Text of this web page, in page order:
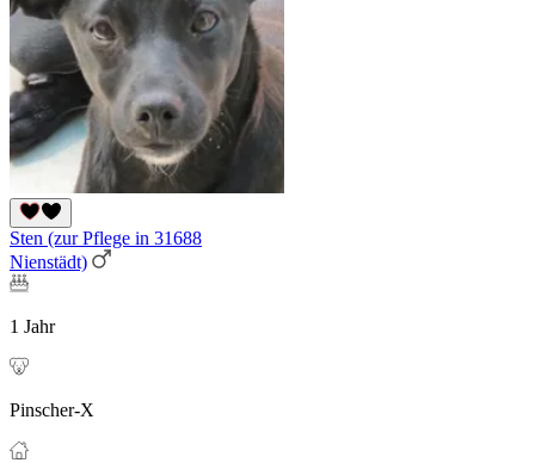
Sten (zur Pflege in 31688
Nienstädt)
1 Jahr
Pinscher-X